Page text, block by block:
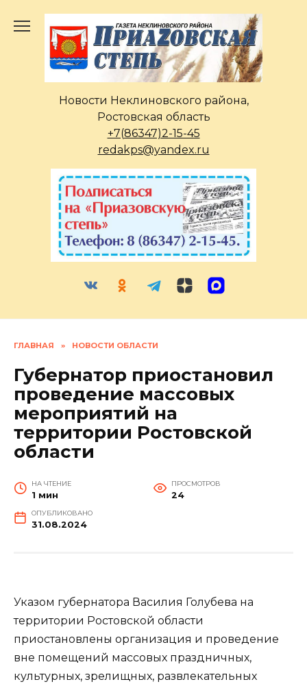
содержанию
Новости Неклиновского района,
Ростовская область
+7(86347)2-15-45
redakps@yandex.ru
ГЛАВНАЯ » НОВОСТИ ОБЛАСТИ
Губернатор приостановил
проведение массовых
мероприятий на
территории Ростовской
области
НА ЧТЕНИЕ
1 мин
ПРОСМОТРОВ
24
ОПУБЛИКОВАНО
31.08.2024
Указом губернатора Василия Голубева на
территории Ростовской области
приостановлены организация и проведение
вне помещений массовых праздничных,
культурных, зрелищных, развлекательных